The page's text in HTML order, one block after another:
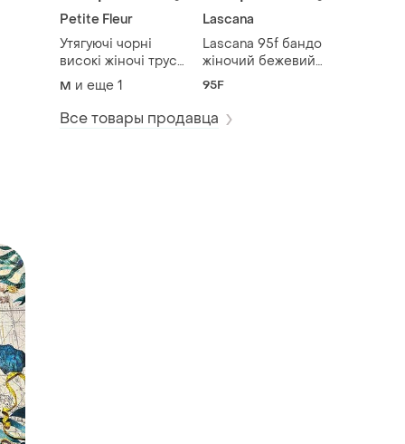
Petite Fleur
Утягуючі чорні
високі жіночі труси
petite flour 10/12
M и еще 1
Lascana
Lascana 95f бандо
жіночий бежевий
бюстгальтер на
груди
95F
Все товары продавца